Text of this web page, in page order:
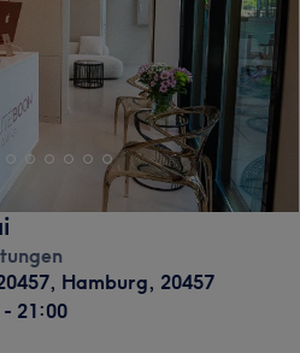
, Hamburg, 20457
21:00